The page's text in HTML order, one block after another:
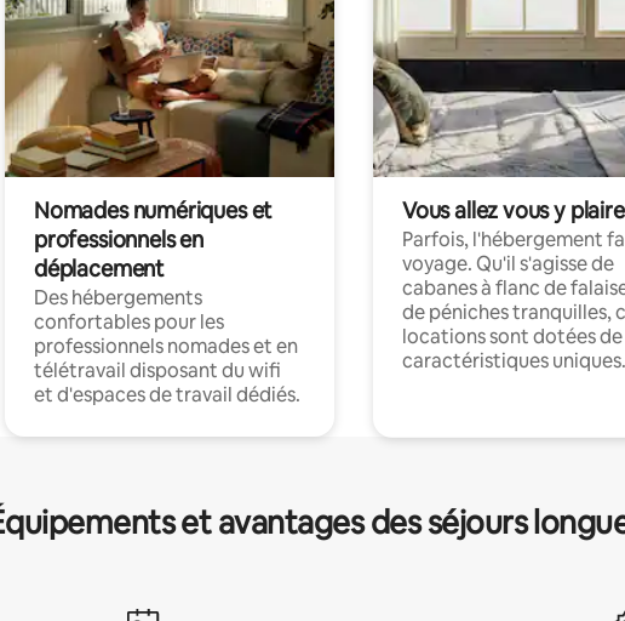
Nomades numériques et
professionnels en
déplacement
Des hébergements
confortables pour les
professionnels nomades et en
télétravail disposant du wifi
et d'espaces de travail dédiés.
Vous allez vous y plaire
Parfois, l'hébergement
voyage. Qu'il s'agisse de
cabanes à flanc de
de péniches tranquilles,
locations sont dotées de
caractéristiques uniques.
et avantages des séjours